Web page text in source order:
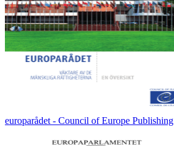
europarådet - Council of Europe Publishing